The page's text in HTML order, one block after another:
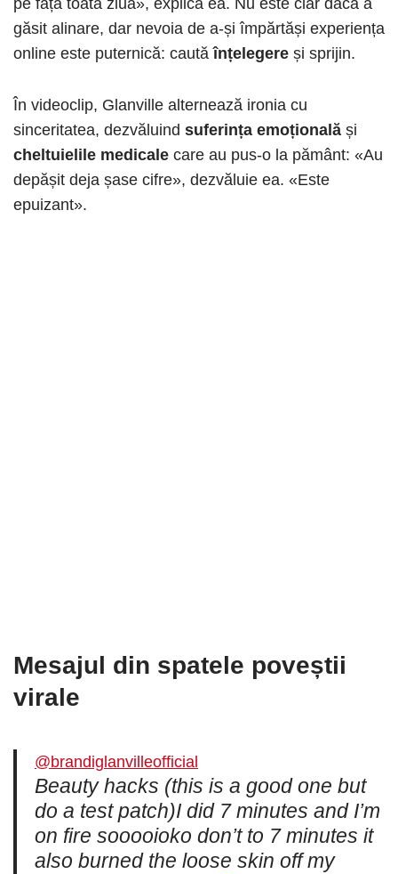
pe față toată ziua», explică ea. Nu este clar dacă a
găsit alinare, dar nevoia de a-și împărtăși experiența
online este puternică: cautăînțelegere și sprijin.
În videoclip, Glanville alternează ironia cu
sinceritatea, dezvăluind suferința emoțională și
cheltuielile medicale care au pus-o la pământ: «Au
depășit deja șase cifre», dezvăluie ea. «Este
epuizant».
Mesajul din spatele poveștii
virale
@brandiglanvilleofficial
Beauty hacks (this is a good one but
do a test patch)I did 7 minutes and I’m
on fire sooooioko don’t to 7 minutes it
also burned the loose skin off my